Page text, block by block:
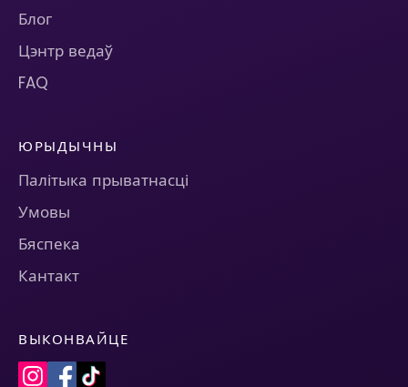
Блог
Цэнтр ведаў
FAQ
ЮРЫДЫЧНЫ
Палітыка прыватнасці
Умовы
Бяспека
Кантакт
ВЫКОНВАЙЦЕ